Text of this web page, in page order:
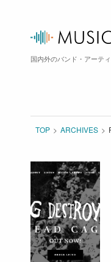
国内外のバンド・アーテ
TOP ARCHIVES